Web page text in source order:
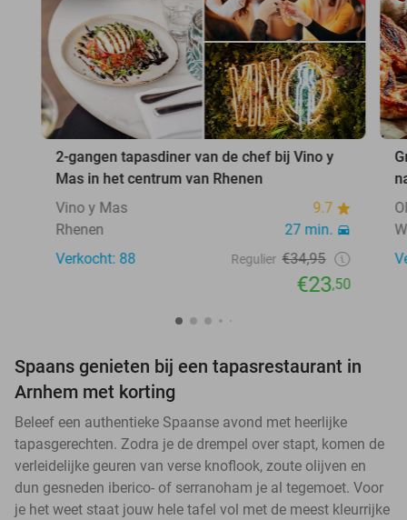
2-gangen tapasdiner van de chef bij Vino y
Mas in het centrum van Rhenen
Vino y Mas
9.7
Rhenen
27 min.
Verkocht: 88
Regulier €34,95
€23,50
Spaans genieten bij een tapasrestaurant in
Arnhem met korting
Beleef een authentieke Spaanse avond met heerlijke
tapasgerechten. Zodra je de drempel over stapt, komen de
verleidelijke geuren van verse knoflook, zoute olijven en
dun gesneden iberico- of serranoham je al tegemoet. Voor
je het weet staat jouw hele tafel vol met de meest kleurrijke